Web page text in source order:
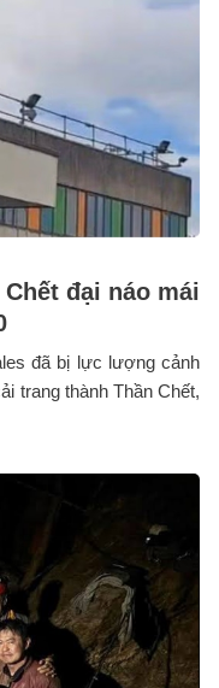
đại náo mái
đã bị lực lượng cảnh
trang thành Thần Chết,